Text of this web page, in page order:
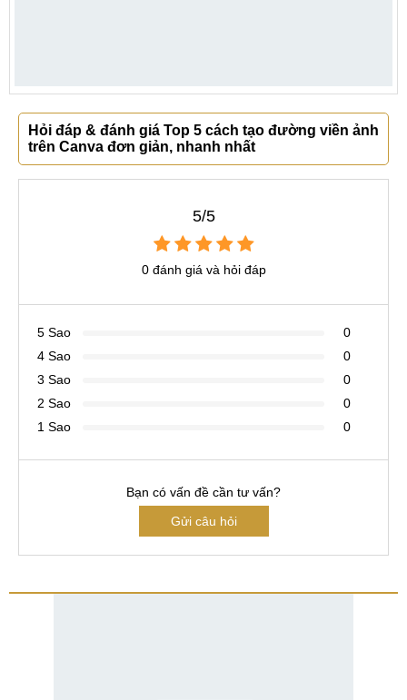
Hỏi đáp & đánh giá Top 5 cách tạo đường viền ảnh
trên Canva đơn giản, nhanh nhất
5/5
0 đánh giá và hỏi đáp
5 Sao
0
4 Sao
0
3 Sao
0
2 Sao
0
1 Sao
0
Bạn có vấn đề cần tư vấn?
Gửi câu hỏi